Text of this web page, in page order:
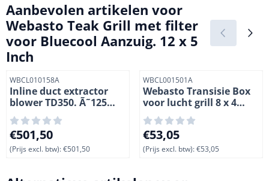
Aanbevolen artikelen voor
Webasto Teak Grill met filter
voor Bluecool Aanzuig. 12 x 5
Inch
Artikelnummer
WBCL010158A
Inline duct extractor
blower TD350. Ã˜125
mm. 350mÃ¼/h
Prijs: 501,50, exclusief btw: 501,50
€501,50
(Prijs excl. btw):€501,50
Artikelnummer
WBCL001501A
Webasto Transisie Box
voor lucht grill 8 x 4
inch van BlueCool
airconditioning
Prijs: 53,05, exclusief btw:
€53,05
(Prijs excl. btw):€53,05